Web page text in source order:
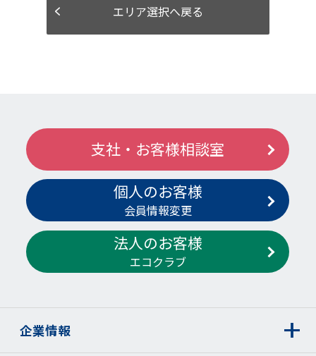
エリア選択へ戻る
支社・お客様相談室
個人のお客様
会員情報変更
法人のお客様
エコクラブ
企業情報